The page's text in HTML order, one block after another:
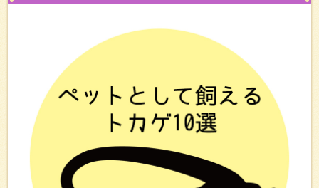
ペットとして飼えるトカゲ
やすい？飼うときの注意点